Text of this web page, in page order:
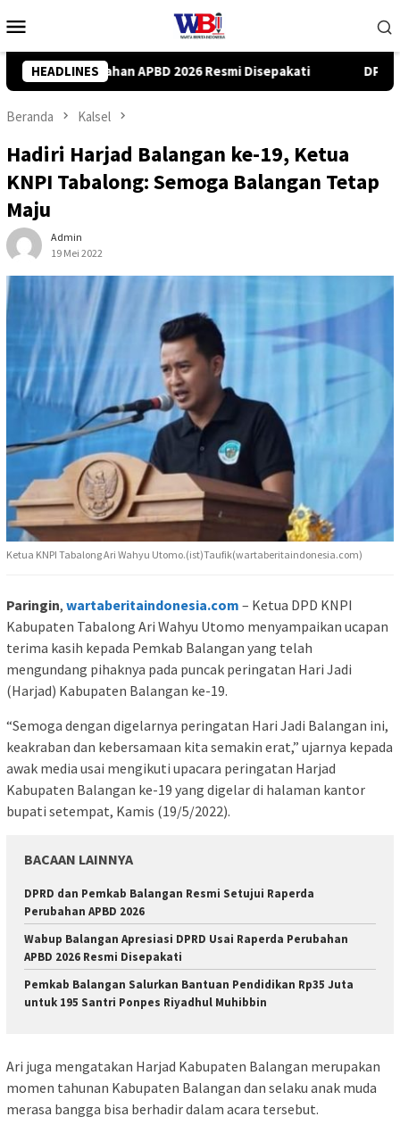
ke
Mobile
HEADLINES
Disepakati DPRD Kalsel Gali Inovasi Kebijakan Kesra di
Beranda Kalsel
Hadiri Harjad Balangan ke-19, Ketua
KNPI Tabalong: Semoga Balangan Tetap
Maju
Admin
19 Mei 2022
Ketua KNPI Tabalong Ari Wahyu Utomo.(ist)Taufik(wartaberitaindonesia.com)
Paringin, wartaberitaindonesia.com – Ketua DPD KNPI
Kabupaten Tabalong Ari Wahyu Utomo menyampaikan ucapan
terima kasih kepada Pemkab Balangan yang telah
mengundang pihaknya pada puncak peringatan Hari Jadi
(Harjad) Kabupaten Balangan ke-19.
“Semoga dengan digelarnya peringatan Hari Jadi Balangan ini,
keakraban dan kebersamaan kita semakin erat,” ujarnya kepada
awak media usai mengikuti upacara peringatan Harjad
Kabupaten Balangan ke-19 yang digelar di halaman kantor
bupati setempat, Kamis (19/5/2022).
BACAAN LAINNYA
DPRD dan Pemkab Balangan Resmi Setujui Raperda
Perubahan APBD 2026
Wabup Balangan Apresiasi DPRD Usai Raperda Perubahan
APBD 2026 Resmi Disepakati
Pemkab Balangan Salurkan Bantuan Pendidikan Rp35 Juta
untuk 195 Santri Ponpes Riyadhul Muhibbin
Ari juga mengatakan Harjad Kabupaten Balangan merupakan
momen tahunan Kabupaten Balangan dan selaku anak muda
merasa bangga bisa berhadir dalam acara tersebut.